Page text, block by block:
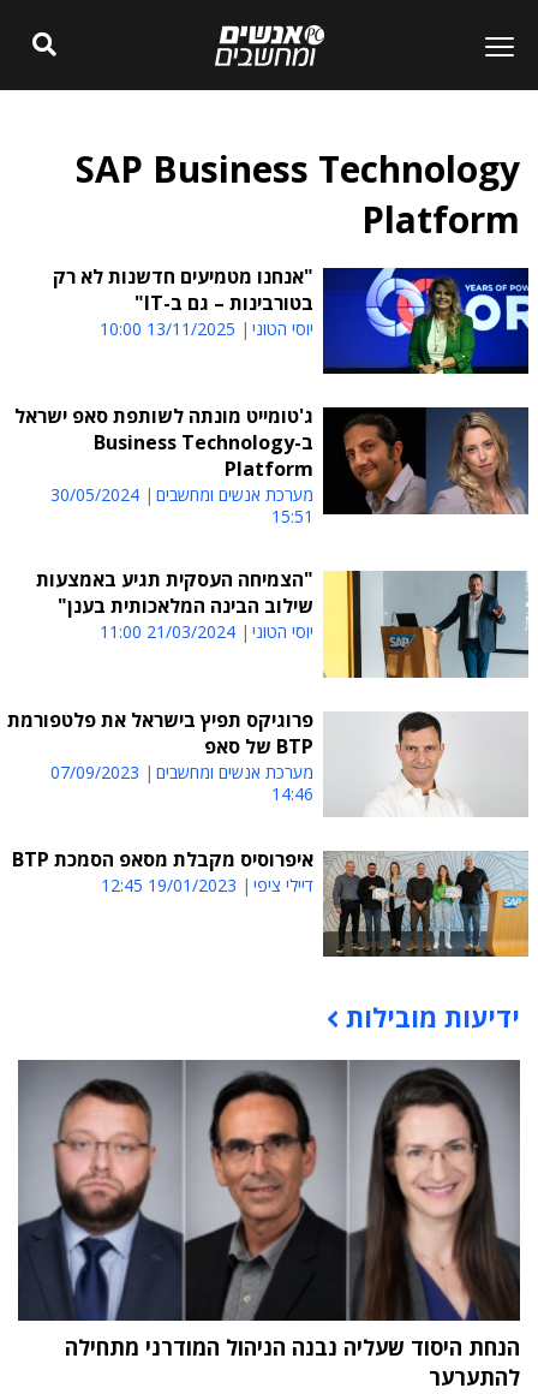
SAP Business Technology
Platform
"אנחנו מטמיעים חדשנות לא רק
בטורבינות – גם ב-IT"
יוסי הטוני 13/11/2025 10:00
ג'טומייט מונתה לשותפת סאפ ישראל
ב-Business Technology
Platform
מערכת אנשים ומחשבים
30/05/2024
15:51
"הצמיחה העסקית תגיע באמצעות
שילוב הבינה המלאכותית בענן"
יוסי הטוני 21/03/2024 11:00
פרוגיקס תפיץ בישראל את פלטפורמת
BTP של סאפ
מערכת אנשים ומחשבים
07/09/2023
14:46
איפרוסיס מקבלת מסאפ הסמכת BTP
דיילי ציפי 19/01/2023 12:45
תוכן פרסומי
ידיעות מובילות
הנחת היסוד שעליה נבנה הניהול המודרני מתחילה
להתערער